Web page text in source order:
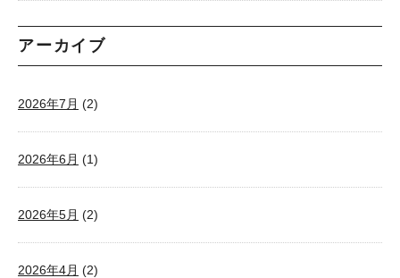
アーカイブ
2026年7月 (2)
2026年6月 (1)
2026年5月 (2)
2026年4月 (2)